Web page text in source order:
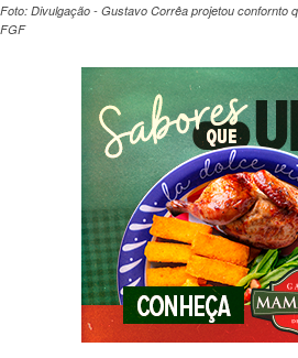
Foto: Divulgação - Gustavo Corrêa projetou confornto
FGF